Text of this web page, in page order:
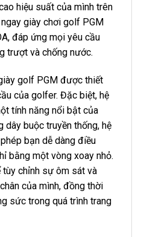
hiệu suất của mình trên
giày chơi golf PGM
đáp ứng mọi yêu cầu
trượt và chống nước.
golf PGM được thiết
của golfer. Đặc biệt, hệ
tính năng nổi bật của
dây buộc truyền thống, hệ
bạn dễ dàng điều
bằng một vòng xoay nhỏ.
chỉnh sự ôm sát và
của mình, đồng thời
sức trong quá trình trang